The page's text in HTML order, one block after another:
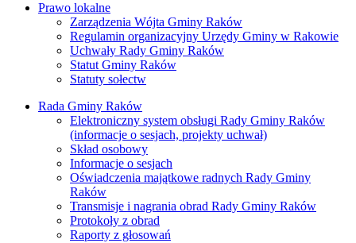
Prawo lokalne
Zarządzenia Wójta Gminy Raków
Regulamin organizacyjny Urzędy Gminy w Rakowie
Uchwały Rady Gminy Raków
Statut Gminy Raków
Statuty sołectw
Rada Gminy Raków
Elektroniczny system obsługi Rady Gminy Raków
(informacje o sesjach, projekty uchwał)
Skład osobowy
Informacje o sesjach
Oświadczenia majątkowe radnych Rady Gminy
Raków
Transmisje i nagrania obrad Rady Gminy Raków
Protokoły z obrad
Raporty z głosowań